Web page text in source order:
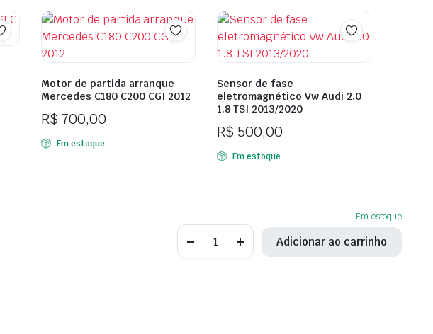
Motor de partida arranque
Mercedes C180 C200 CGI 2012
R$ 700,00
Em estoque
Sensor de fase
eletromagnético Vw Audi 2.0
1.8 TSI 2013/2020
R$ 500,00
Em estoque
Em estoque
Adicionar ao carrinho